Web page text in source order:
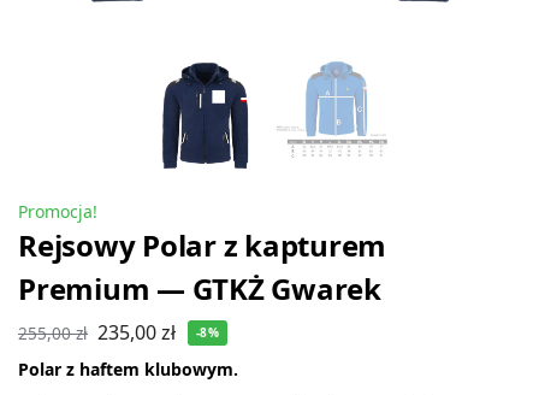
Promocja!
Rejsowy Polar z kapturem
Premium — GTKŻ Gwarek
255,00zł 235,00zł -8%
Polar z haftem klubowym.